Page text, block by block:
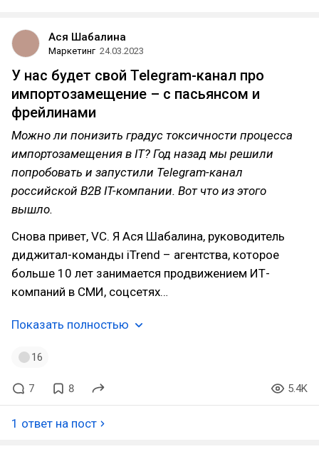
Ася Шабалина
Маркетинг 24.03.2023
У нас будет свой Telegram-канал про
импортозамещение – с пасьянсом и
фрейлинами
Можно ли понизить градус токсичности процесса
импортозамещения в IT? Год назад мы решили
попробовать и запустили Telegram-канал
российской B2B IT-компании. Вот что из этого
вышло.
Снова привет, VC. Я Ася Шабалина, руководитель
диджитал-команды iTrend – агентства, которое
больше 10 лет занимается продвижением ИТ-
компаний в СМИ, соцсетях…
Показать полностью
16
7 8 5.4K
1 ответ на пост